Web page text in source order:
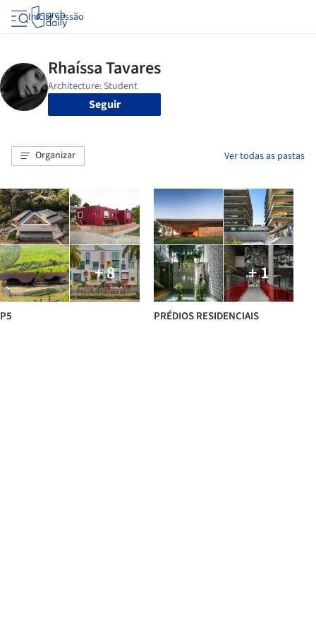
Iniciar sessão
Seguir
Organizar Ver todas as pastas
+ 8
P5
+ 1
PRÉDIOS RESIDENCIAIS